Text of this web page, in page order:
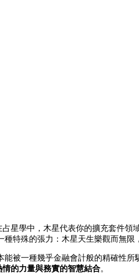
星學中，木星代表你的擴充套件
特殊的張力：木星天生樂觀而無限
被一種幾乎金融會計般的精確性
情的力量與務實的智慧結合。